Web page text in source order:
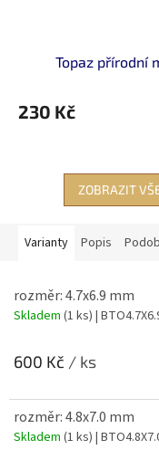
Topaz přírodní
230 Kč
ZOBRAZIT
Varianty Popis
rozměr: 4.7x6.9 mm
Skladem (1 ks) |
600 Kč / ks
rozměr: 4.8x7.0 mm
Skladem (1 ks) |